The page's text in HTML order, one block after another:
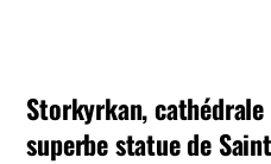
Storkyrkan,
superbe statue de